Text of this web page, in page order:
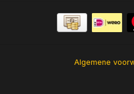
Algemene